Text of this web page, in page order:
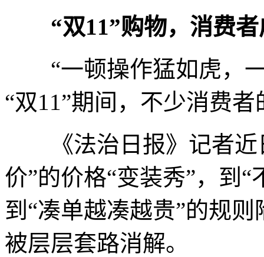
“双11”购物，消费者
“一顿操作猛如虎，
“双11”期间，不少消费
《法治日报》记者近
价”的价格“变装秀”，到
到“凑单越凑越贵”的规
被层层套路消解。